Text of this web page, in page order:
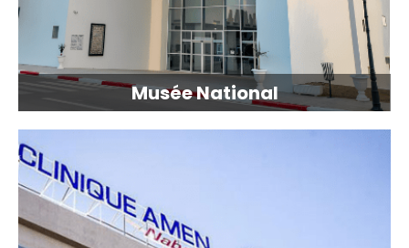
Musée National